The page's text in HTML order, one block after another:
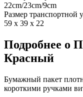
22cm/23cm/9cm
Размер транспортной
59 x 39 x 22
Подробнее о
Красный
Бумажный пакет
короткими ручками